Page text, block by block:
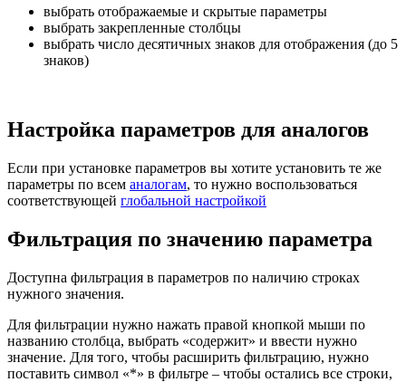
выбрать отображаемые и скрытые параметры
выбрать закрепленные столбцы
выбрать число десятичных знаков для отображения (до 5
знаков)
Настройка параметров для аналогов
Если при установке параметров вы хотите установить те же
параметры по всем аналогам, то нужно воспользоваться
соответствующей глобальной настройкой
Фильтрация по значению параметра
Доступна фильтрация в параметров по наличию строках
нужного значения.
Для фильтрации нужно нажать правой кнопкой мыши по
названию столбца, выбрать «содержит» и ввести нужно
значение. Для того, чтобы расширить фильтрацию, нужно
поставить символ «*» в фильтре – чтобы остались все строки,